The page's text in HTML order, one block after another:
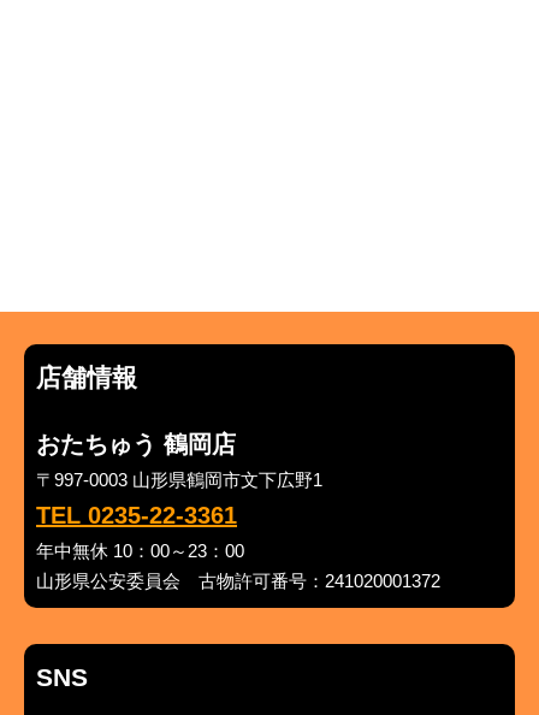
店舗情報
おたちゅう 鶴岡店
〒997-0003 山形県鶴岡市文下広野1
TEL 0235-22-3361
年中無休 10：00～23：00
山形県公安委員会 古物許可番号：241020001372
SNS